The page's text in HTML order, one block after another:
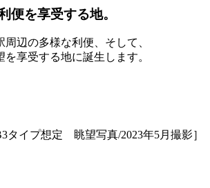
便を享受する地。
辺の多様な利便、そして、
享受する地に誕生します。
タイプ想定 眺望写真/2023年5月撮影］